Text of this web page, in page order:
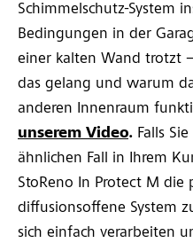
Schimmelschutz-System
Bedingungen in der
einer kalten Wand trotzt
das gelang und warum
anderen Innenraum
unserem Video. Falls
ähnlichen Fall in Ihrem
StoReno In Protect M die
diffusionsoffene System
sich einfach verarbeiten